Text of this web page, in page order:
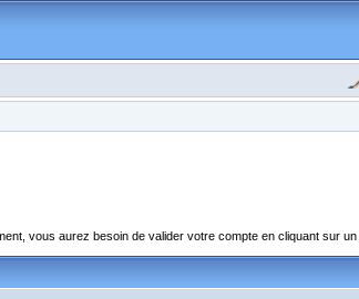
vous aurez besoin de valider votre compte en cliquant sur un